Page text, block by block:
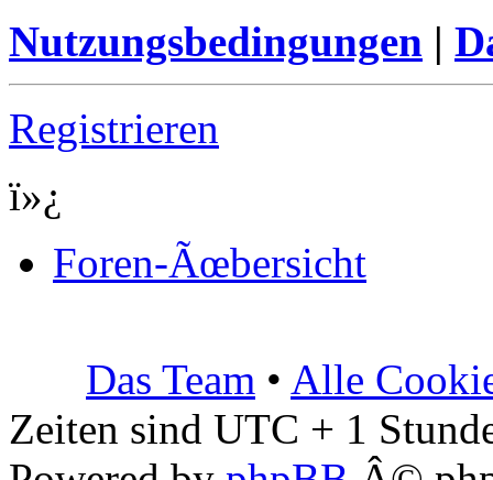
Nutzungsbedingungen |
Registrieren
ï»¿
Foren-Ãœbersicht
Das Team • Alle
Zeiten sind UTC + 1